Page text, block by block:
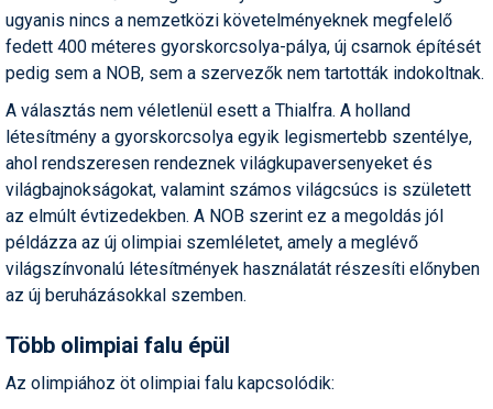
ugyanis nincs a nemzetközi követelményeknek megfelelő
fedett 400 méteres gyorskorcsolya-pálya, új csarnok építését
pedig sem a NOB, sem a szervezők nem tartották indokoltnak.
A választás nem véletlenül esett a Thialfra. A holland
létesítmény a gyorskorcsolya egyik legismertebb szentélye,
ahol rendszeresen rendeznek világkupaversenyeket és
világbajnokságokat, valamint számos világcsúcs is született
az elmúlt évtizedekben. A NOB szerint ez a megoldás jól
példázza az új olimpiai szemléletet, amely a meglévő
világszínvonalú létesítmények használatát részesíti előnyben
az új beruházásokkal szemben.
Több olimpiai falu épül
Az olimpiához öt olimpiai falu kapcsolódik: